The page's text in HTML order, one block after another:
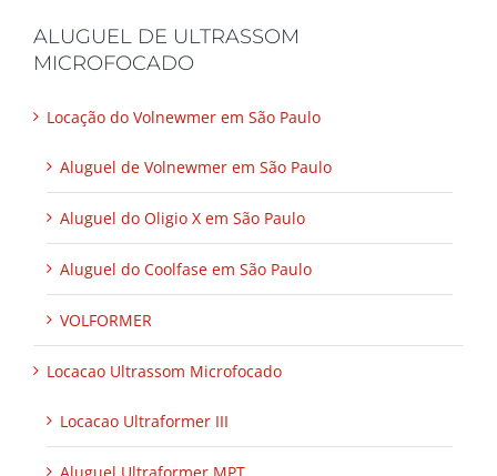
ALUGUEL DE ULTRASSOM
MICROFOCADO
Locação do Volnewmer em São Paulo
Aluguel de Volnewmer em São Paulo
Aluguel do Oligio X em São Paulo
Aluguel do Coolfase em São Paulo
VOLFORMER
Locacao Ultrassom Microfocado
Locacao Ultraformer III
Aluguel Ultraformer MPT